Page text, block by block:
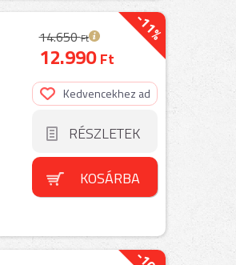
-11%
14.650Ft
12.990Ft
Kedvencekhez ad
RÉSZLETEK
KOSÁRBA